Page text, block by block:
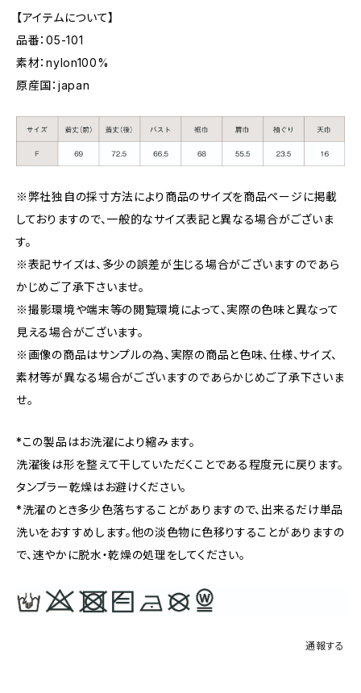
【アイテムについて】
品番：05-101
素材：nylon100%
原産国：japan
※弊社独自の採寸方法により商品のサイズを商品ページに掲載
しておりますので、一般的なサイズ表記と異なる場合がございま
す。
※表記サイズは、多少の誤差が生じる場合がございますのであら
かじめご了承下さいませ。
※撮影環境や端末等の閲覧環境によって、実際の色味と異なって
見える場合がございます。
※画像の商品はサンプルの為、実際の商品と色味、仕様、サイズ、
素材等が異なる場合がございますのであらかじめご了承下さいま
せ。
*この製品はお洗濯により縮みます。
洗濯後は形を整えて干していただくことである程度元に戻ります。
タンブラー乾燥はお避けください。
*洗濯のとき多少色落ちすることがありますので、出来るだけ単品
洗いをおすすめします。他の淡色物に色移りすることがありますの
で、速やかに脱水・乾燥の処理をしてください。
通報する